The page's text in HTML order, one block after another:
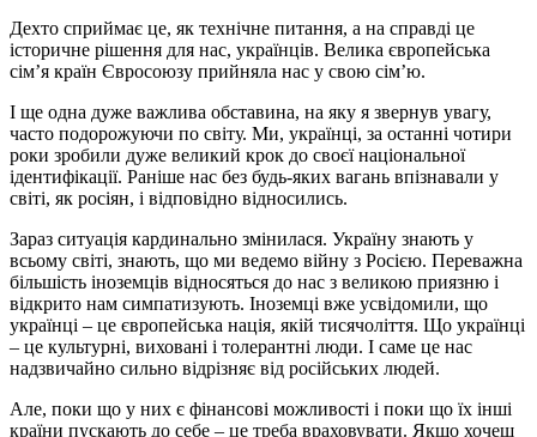
Дехто сприймає це, як технічне питання, а на справді це
історичне рішення для нас, українців. Велика європейська
сім’я країн Євросоюзу прийняла нас у свою сім’ю.
І ще одна дуже важлива обставина, на яку я звернув увагу,
часто подорожуючи по світу. Ми, українці, за останні чотири
роки зробили дуже великий крок до своєї національної
ідентифікації. Раніше нас без будь-яких вагань впізнавали у
світі, як росіян, і відповідно відносились.
Зараз ситуація кардинально змінилася. Україну знають у
всьому світі, знають, що ми ведемо війну з Росією. Переважна
більшість іноземців відносяться до нас з великою приязню і
відкрито нам симпатизують. Іноземці вже усвідомили, що
українці – це європейська нація, якій тисячоліття. Що українці
– це культурні, виховані і толерантні люди. І саме це нас
надзвичайно сильно відрізняє від російських людей.
Але, поки що у них є фінансові можливості і поки що їх інші
країни пускають до себе – це треба враховувати. Якщо хочеш